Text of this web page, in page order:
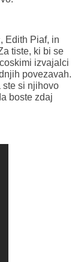
Edith Piaf, in
tiste, ki bi se
izvajalci
povezavah.
ste si njihovo
boste zdaj